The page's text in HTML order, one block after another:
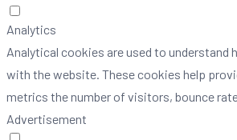
Analytics
Analytical cookies are used to
with the website. These cookies help
metrics the number of visitors, bounce
Advertisement